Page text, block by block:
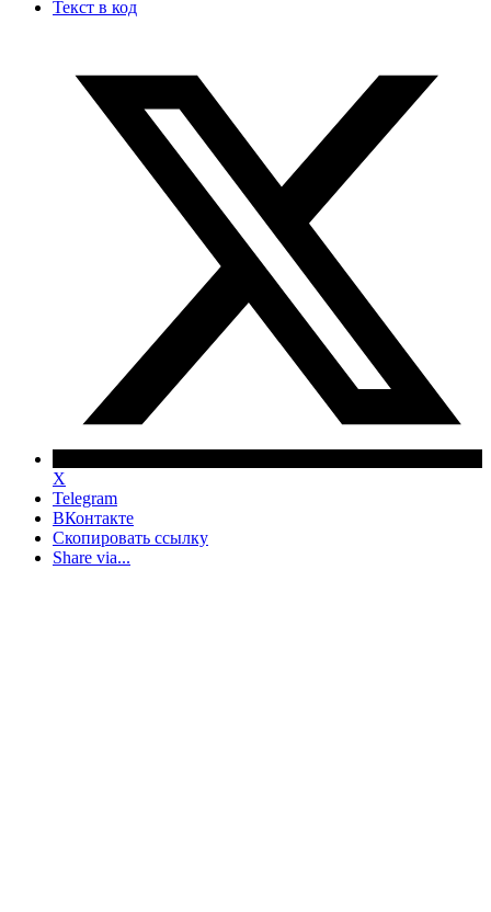
Текст в код
X
Telegram
ВКонтакте
Скопировать ссылку
Share via...